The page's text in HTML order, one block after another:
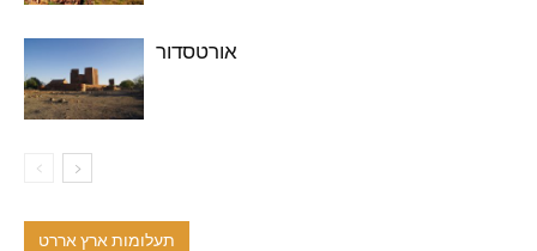
אורטסדור
תעלומות ארץ אררט